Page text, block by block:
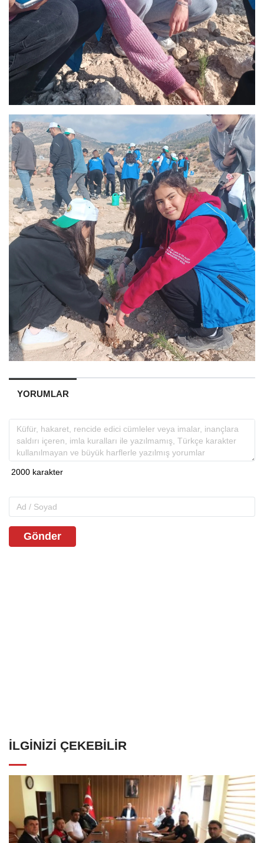
YORUMLAR
Gönder
İLGINIZI ÇEKEBILIR